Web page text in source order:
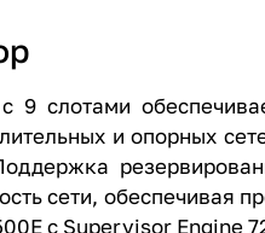
слотами
и опорных
сети, обеспечивая
с Supervisor Engine